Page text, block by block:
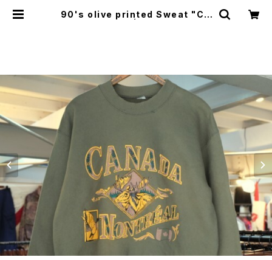
90's olive printed Sweat "CA